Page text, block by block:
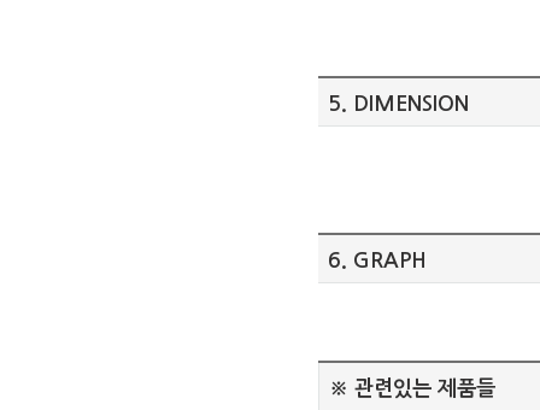
5. DIMENSION
6. GRAPH
※ 관련있는 제품들